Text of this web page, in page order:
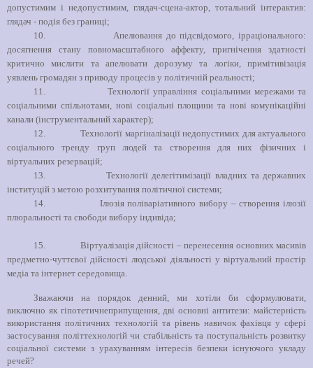
допустимим і недопустимим, глядач-сцена-актор, тотальний інтерактив:
глядач - подія без границі;
10.
Апелювання до підсвідомого, ірраціонального:
досягнення стану повномасштабного аффекту, пригнічення здатності
критично мислити та апелювати дорозуму та логіки, примітивізація
уявлень громадян з приводу процесів у політичній реальності;
11.
Технології управління соціальними мережами та
соціальними спільнотами, нові соціальні площини та нові комунікаційні
канали (інструментальний характер);
12.
Технології маргіналізації недопустимих для актуального
соціального тренду груп людей та створення для них фізичних і
віртуальних резервацій;
13.
Технології делегітимізації владних та державних
інституцій з метою розхитування політичної системи;
14.
Ілюзія поліваріативного вибору – створення ілюзії
плюральності та свободи вибору індивіда;
15.
Віртуалізація дійсності – перенесення основних масивів
предметно-чуттєвої дійсності людської діяльності у віртуальний простір
медіа та інтернет середовища.
Зважаючи на порядок денний, ми хотіли би сформулювати,
виключно як гіпотетичнеприпущення, дві основні антитези: майстерність
використання політичних технологій та рівень навичок фахівця у сфері
застосування політтехнологій чи стабільність та поступальність розвитку
соціальної системи з урахуванням інтересів безпеки існуючого укладу
речей?